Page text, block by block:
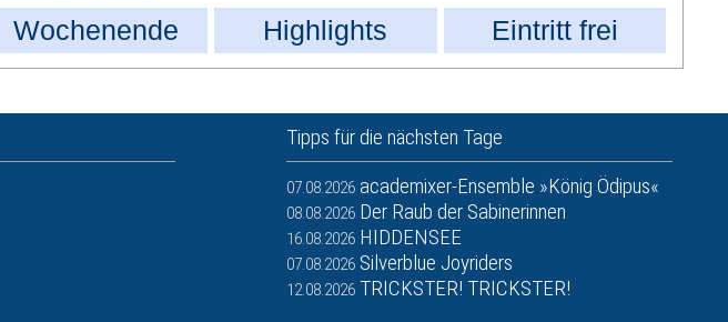
Wochenende Highlights Eintritt frei
Tipps für die nächsten Tage
07.08.2026 academixer-Ensemble »König Ödipus«
08.08.2026 Der Raub der Sabinerinnen
16.08.2026 HIDDENSEE
07.08.2026 Silverblue Joyriders
12.08.2026 TRICKSTER! TRICKSTER!